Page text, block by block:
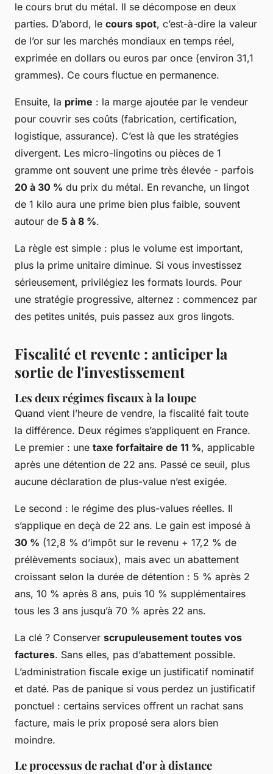
le cours brut du métal. Il se décompose en deux
parties. D’abord, le cours spot, c’est-à-dire la valeur
de l’or sur les marchés mondiaux en temps réel,
exprimée en dollars ou euros par once (environ 31,1
grammes). Ce cours fluctue en permanence.
Ensuite, la prime : la marge ajoutée par le vendeur
pour couvrir ses coûts (fabrication, certification,
logistique, assurance). C’est là que les stratégies
divergent. Les micro-lingotins ou pièces de 1
gramme ont souvent une prime très élevée - parfois
20 à 30 % du prix du métal. En revanche, un lingot
de 1 kilo aura une prime bien plus faible, souvent
autour de 5 à 8 %.
La règle est simple : plus le volume est important,
plus la prime unitaire diminue. Si vous investissez
sérieusement, privilégiez les formats lourds. Pour
une stratégie progressive, alternez : commencez par
des petites unités, puis passez aux gros lingots.
Fiscalité et revente : anticiper la
sortie de l'investissement
Les deux régimes fiscaux à la loupe
Quand vient l’heure de vendre, la fiscalité fait toute
la différence. Deux régimes s’appliquent en France.
Le premier : une taxe forfaitaire de 11 %, applicable
après une détention de 22 ans. Passé ce seuil, plus
aucune déclaration de plus-value n’est exigée.
Le second : le régime des plus-values réelles. Il
s’applique en deçà de 22 ans. Le gain est imposé à
30 % (12,8 % d’impôt sur le revenu + 17,2 % de
prélèvements sociaux), mais avec un abattement
croissant selon la durée de détention : 5 % après 2
ans, 10 % après 8 ans, puis 10 % supplémentaires
tous les 3 ans jusqu’à 70 % après 22 ans.
La clé ? Conserver scrupuleusement toutes vos
factures. Sans elles, pas d’abattement possible.
L’administration fiscale exige un justificatif nominatif
et daté. Pas de panique si vous perdez un justificatif
ponctuel : certains services offrent un rachat sans
facture, mais le prix proposé sera alors bien
moindre.
Le processus de rachat d'or à distance